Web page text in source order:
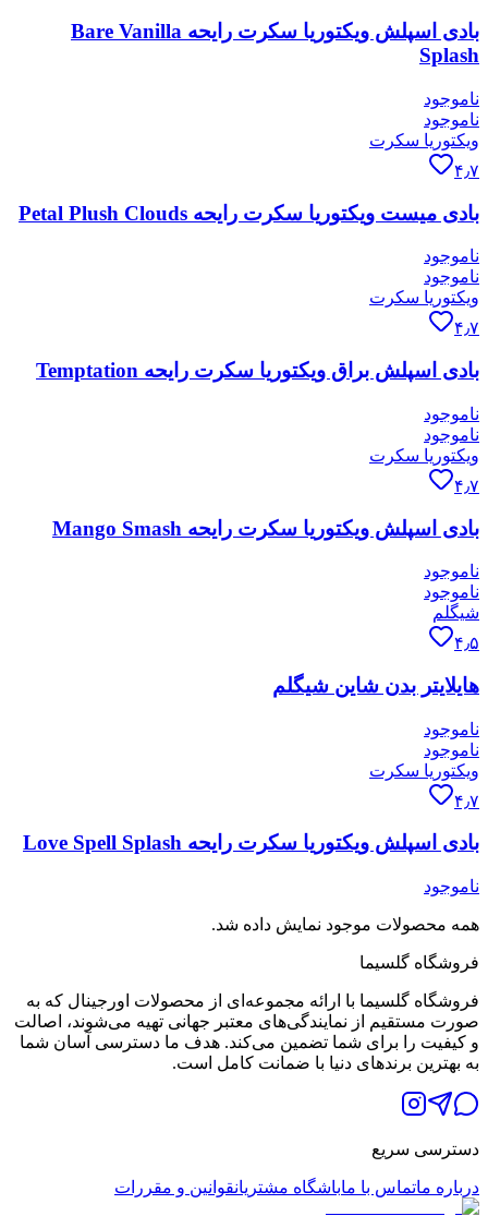
بادی اسپلش ویکتوریا سکرت رایحه Bare Vanilla
Splash
ناموجود
ناموجود
ویکتوریا سکرت
۴٫۷
بادی میست ویکتوریا سکرت رایحه Petal Plush Clouds
ناموجود
ناموجود
ویکتوریا سکرت
۴٫۷
بادی اسپلش براق ویکتوریا سکرت رایحه Temptation
ناموجود
ناموجود
ویکتوریا سکرت
۴٫۷
بادی اسپلش ویکتوریا سکرت رایحه Mango Smash
ناموجود
ناموجود
شیگلم
۴٫۵
هایلایتر بدن شاین شیگلم
ناموجود
ناموجود
ویکتوریا سکرت
۴٫۷
بادی اسپلش ویکتوریا سکرت رایحه Love Spell Splash
ناموجود
همه محصولات موجود نمایش داده شد.
فروشگاه گلسیما
فروشگاه گلسیما با ارائه مجموعه‌ای از محصولات اورجینال که به
صورت مستقیم از نمایندگی‌های معتبر جهانی تهیه می‌شوند، اصالت
و کیفیت را برای شما تضمین می‌کند. هدف ما دسترسی آسان شما
به بهترین برندهای دنیا با ضمانت کامل است.
دسترسی سریع
درباره ماتماس با ماباشگاه مشتریانقوانین و مقررات